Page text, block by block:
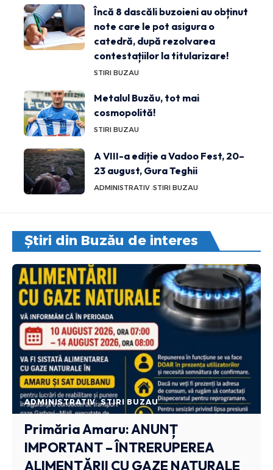
Încă 8 dascăli buzoieni au obținut
note care le pot asigura o
catedră, după rezolvarea
contestațiilor la titularizare!
STIRI BUZAU
Metalul Buzău, tot mai
cosmopolită!
STIRI BUZAU
A VIII-a ediție a Vadoo Fest, 20–
23 august, Gura Teghii
ADMINISTRATIV STIRI BUZAU
Știri din Buzău de interes
ADMINISTRATIV STIRI BUZAU
Primăria Amaru: ANUNȚ
IMPORTANT – ÎNTRERUPEREA
ALIMENTĂRII CU GAZE NATURALE